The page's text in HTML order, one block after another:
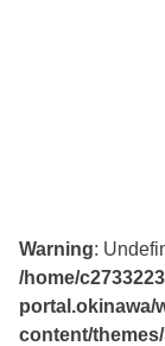
Warning:
/home/
portal.okinawa/
content/